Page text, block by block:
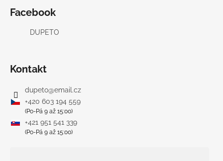
Facebook
DUPETO
Kontakt
dupeto@email.cz
+420 603 194 559
(Po-Pá 9 až 15:00)
+421 951 541 339
(Po-Pá 9 až 15:00)